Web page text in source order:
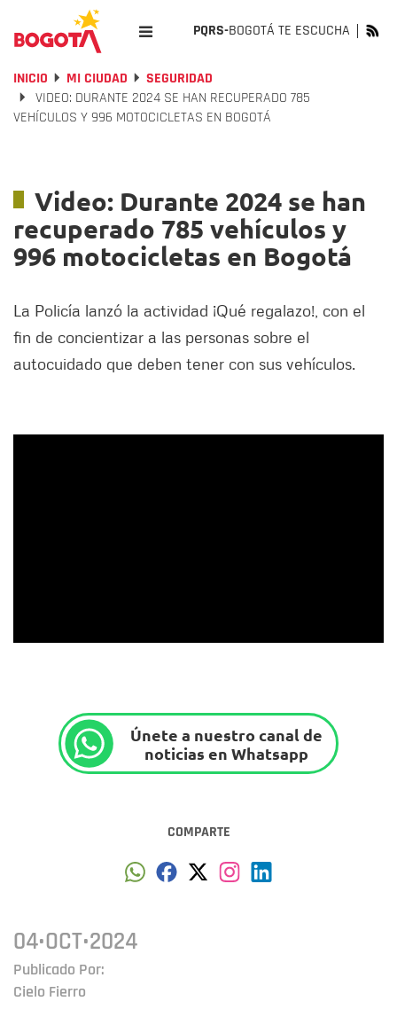
PQRS-BOGOTÁ TE ESCUCHA
INICIO MI CIUDAD
SEGURIDAD
VIDEO: DURANTE 2024 SE HAN RECUPERADO 785
VEHÍCULOS Y 996 MOTOCICLETAS EN BOGOTÁ
Video: Durante 2024 se han
recuperado 785 vehículos y
996 motocicletas en Bogotá
La Policía lanzó la actividad ¡Qué regalazo!, con el
fin de concientizar a las personas sobre el
autocuidado que deben tener con sus vehículos.
Únete a nuestro canal de
noticias en Whatsapp
COMPARTE
Publicado Por:
Cielo Fierro
04•OCT•2024